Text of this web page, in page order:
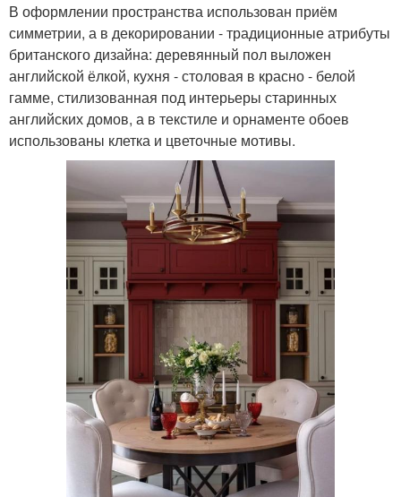
В оформлении пространства использован приём
симметрии, а в декорировании - традиционные атрибуты
британского дизайна: деревянный пол выложен
английской ёлкой, кухня - столовая в красно - белой
гамме, стилизованная под интерьеры старинных
английских домов, а в текстиле и орнаменте обоев
использованы клетка и цветочные мотивы.